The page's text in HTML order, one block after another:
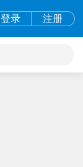
登录 注册